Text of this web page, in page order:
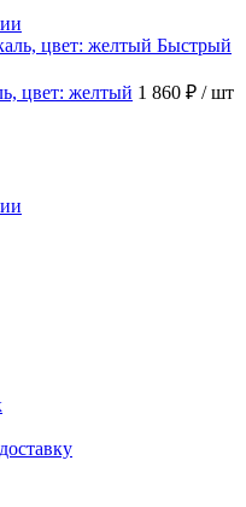
Быстрый
цвет: желтый 1 860 ₽ / шт